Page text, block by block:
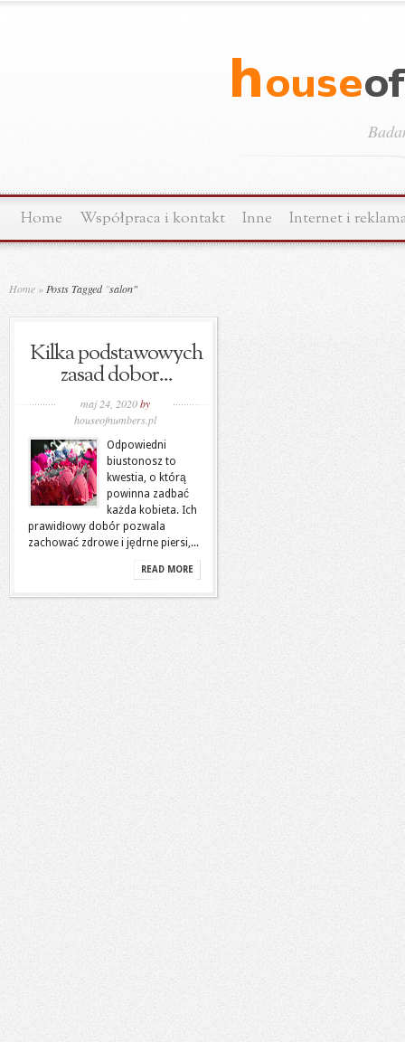
Home Współpraca i kontakt Inne Internet i
Home » Posts Tagged "salon"
Kilka podstawowych
zasad dobor...
maj 24, 2020by
houseofnumbers.pl
Odpowiedni
biustonosz to
kwestia, o którą
powinna zadbać
każda kobieta. Ich
prawidłowy dobór pozwala
zachować zdrowe i jędrne piersi,...
READ MORE